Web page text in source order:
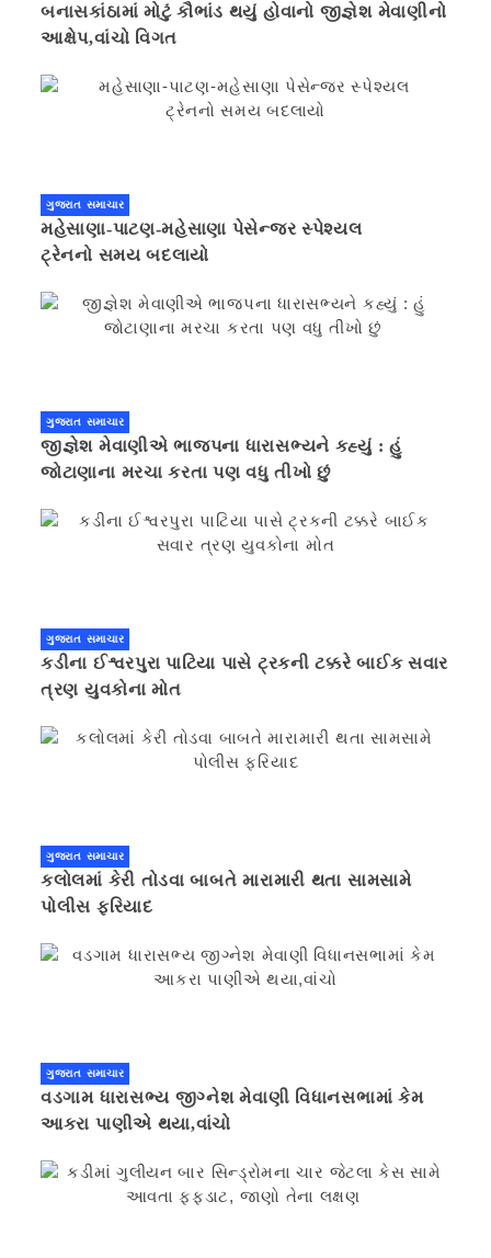
બનાસકાંઠામાં મોટું કૌભાંડ થયું હોવાનો જીજ્ઞેશ મેવાણીનો
આક્ષેપ,વાંચો વિગત
ગુજરાત સમાચાર
મહેસાણા-પાટણ-મહેસાણા પેસેન્જર સ્પેશ્યલ
ટ્રેનનો સમય બદલાયો
ગુજરાત સમાચાર
જીજ્ઞેશ મેવાણીએ ભાજપના ધારાસભ્યને કહ્યું : હું
જોટાણાના મરચા કરતા પણ વધુ તીખો છું
ગુજરાત સમાચાર
કડીના ઈશ્વરપુરા પાટિયા પાસે ટ્રકની ટક્કરે બાઈક સવાર
ત્રણ યુવકોના મોત
ગુજરાત સમાચાર
કલોલમાં કેરી તોડવા બાબતે મારામારી થતા સામસામે
પોલીસ ફરિયાદ
ગુજરાત સમાચાર
વડગામ ધારાસભ્ય જીગ્નેશ મેવાણી વિધાનસભામાં કેમ
આકરા પાણીએ થયા,વાંચો